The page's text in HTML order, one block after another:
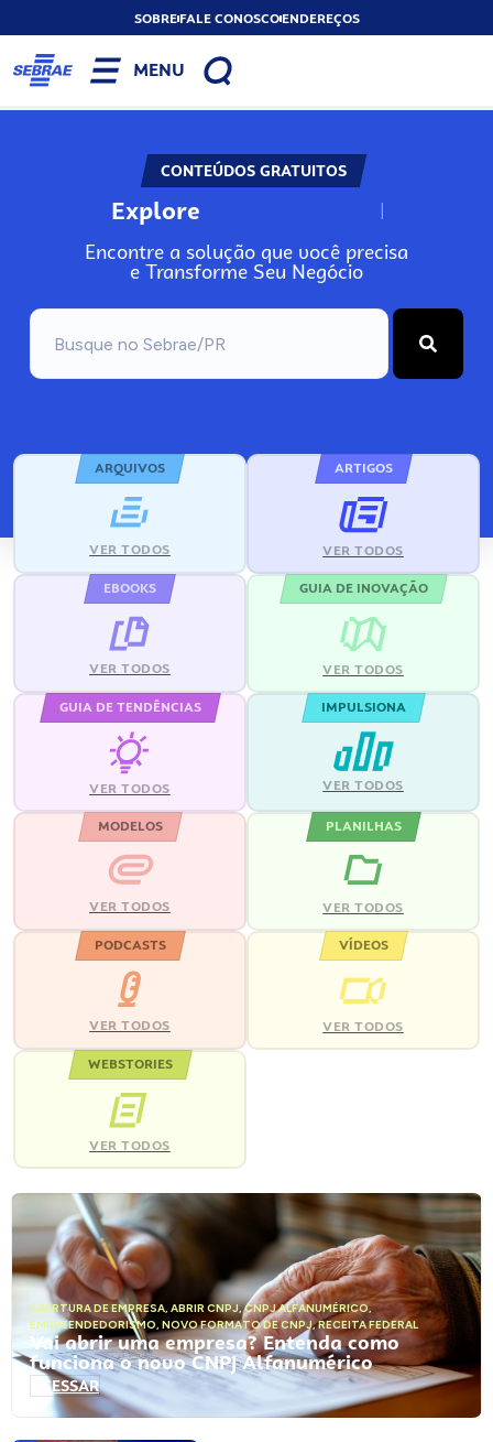
SOBREFALE CONOSCOENDEREÇOS
MENU
CONTEÚDOS GRATUITOS
Explore N
Encontre a solução que você precisa
e Transforme Seu Negócio
ARQUIVOS
VER TODOS
ARTIGOS
VER TODOS
EBOOKS
VER TODOS
GUIA DE INOVAÇÃO
VER TODOS
GUIA DE TENDÊNCIAS
VER TODOS
IMPULSIONA
VER TODOS
MODELOS
VER TODOS
PLANILHAS
VER TODOS
PODCASTS
VER TODOS
VÍDEOS
VER TODOS
WEBSTORIES
VER TODOS
ABERTURA DE EMPRESA, ABRIR CNPJ,CNPJ ALFANUMÉRICO,
EMPREENDEDORISMO, NOVO FORMATO DE CNPJ,RECEITA FEDERAL
Vai abrir uma empresa? Entenda como
funciona o novo CNPJ Alfanumérico
ACESSAR